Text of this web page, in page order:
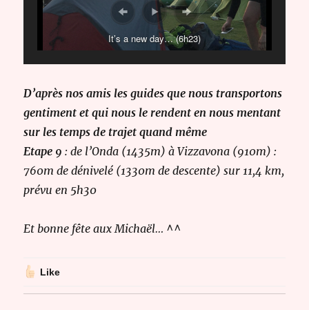
It’s a new day… (6h23)
D’après nos amis les guides que nous transportons
gentiment et qui nous le rendent en nous mentant
sur les temps de trajet quand même
Etape 9: de l’Onda (1435m) à Vizzavona (910m) :
760m de dénivelé (1330m de descente) sur 11,4 km,
prévu en 5h30
Et bonne fête aux Michaël… ^^
Like